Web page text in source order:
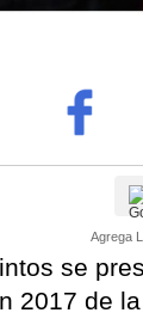
Agrega
se
2017 de